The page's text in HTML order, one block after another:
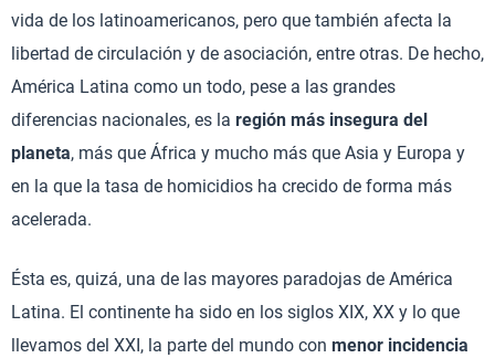
vida de los latinoamericanos, pero que también afecta la
libertad de circulación y de asociación, entre otras. De hecho,
América Latina como un todo, pese a las grandes
diferencias nacionales, es la región más insegura del
planeta, más que África y mucho más que Asia y Europa y
en la que la tasa de homicidios ha crecido de forma más
acelerada.
Ésta es, quizá, una de las mayores paradojas de América
Latina. El continente ha sido en los siglos XIX, XX y lo que
llevamos del XXI, la parte del mundo con menor incidencia